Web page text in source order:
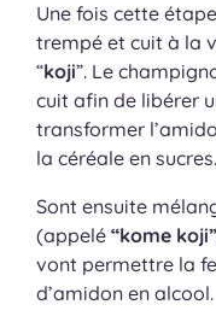
Une fois cette
trempé et cuit à la
“koji”. Le
cuit afin de libérer
transformer
la céréale en sucres.
Sont ensuite
(appelé “kome koji”
vont permettre la
d’amidon en alcool.